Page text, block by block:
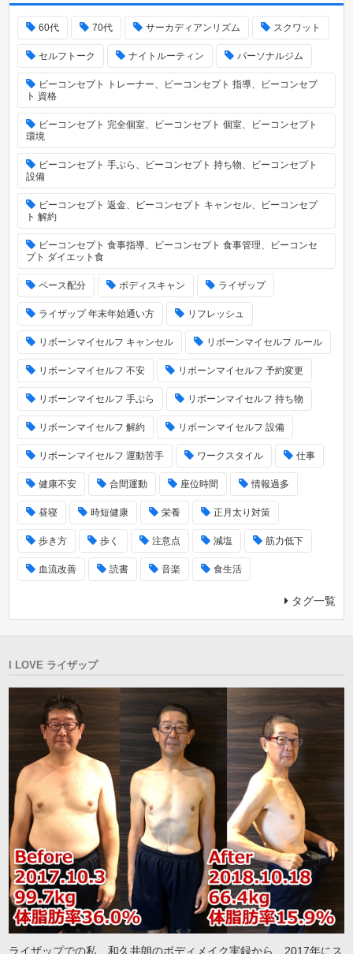
60代 70代 サーカディアンリズム スクワット
セルフトーク ナイトルーティン パーソナルジム
ビーコンセプト トレーナー、ビーコンセプト 指導、ビーコンセプ
ト 資格
ビーコンセプト 完全個室、ビーコンセプト 個室、ビーコンセプト
環境
ビーコンセプト 手ぶら、ビーコンセプト 持ち物、ビーコンセプト
設備
ビーコンセプト 返金、ビーコンセプト キャンセル、ビーコンセプ
ト 解約
ビーコンセプト 食事指導、ビーコンセプト 食事管理、ビーコンセ
プト ダイエット食
ペース配分 ボディスキャン ライザップ
ライザップ 年末年始通い方 リフレッシュ
リボーンマイセルフ キャンセル リボーンマイセルフ ルール
リボーンマイセルフ 不安 リボーンマイセルフ 予約変更
リボーンマイセルフ 手ぶら リボーンマイセルフ 持ち物
リボーンマイセルフ 解約 リボーンマイセルフ 設備
リボーンマイセルフ 運動苦手 ワークスタイル 仕事
健康不安 合間運動 座位時間 情報過多
昼寝 時短健康 栄養 正月太り対策
歩き方 歩く 注意点 減塩 筋力低下
血流改善 読書 音楽 食生活
タグ一覧
I LOVE ライザップ
ライザップでの私、和久井朗のボディメイク実録から、2017年にス